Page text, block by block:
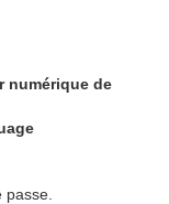
numérique de